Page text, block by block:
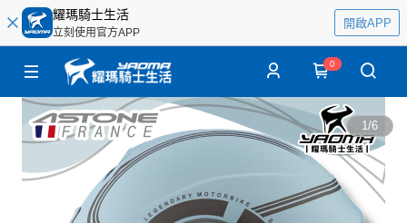
耀瑪騎士生活
立刻使用官方APP
開啟APP
0
1/6